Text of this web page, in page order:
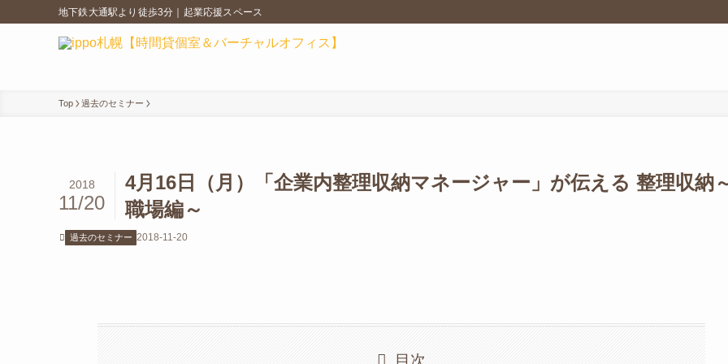
地下鉄大通駅より徒歩3分｜起業応援スペース
Top 過去のセミナー
4月16日（月）「企業内整理収納マネージャー」が伝える 整理収納
職場編～
2018
11/20
過去のセミナー 2018-11-20
目次